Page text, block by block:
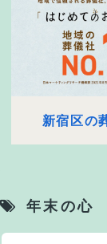
新宿区の
年末の心